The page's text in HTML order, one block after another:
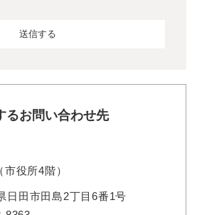
るお問い合わせ先
役所4階）
日田市田島2丁目6番1号